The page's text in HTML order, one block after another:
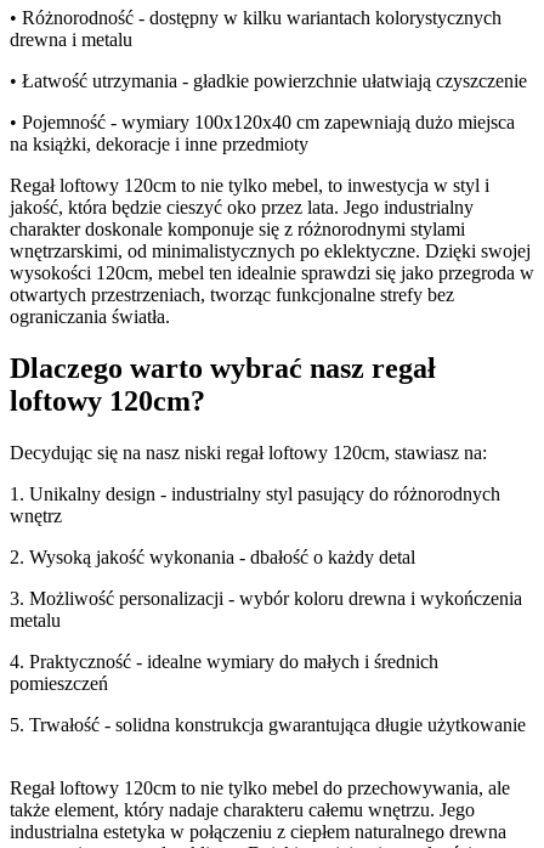
• Różnorodność - dostępny w kilku wariantach kolorystycznych
drewna i metalu
• Łatwość utrzymania - gładkie powierzchnie ułatwiają czyszczenie
• Pojemność - wymiary 100x120x40 cm zapewniają dużo miejsca
na książki, dekoracje i inne przedmioty
Regał loftowy 120cm to nie tylko mebel, to inwestycja w styl i
jakość, która będzie cieszyć oko przez lata. Jego industrialny
charakter doskonale komponuje się z różnorodnymi stylami
wnętrzarskimi, od minimalistycznych po eklektyczne. Dzięki swojej
wysokości 120cm, mebel ten idealnie sprawdzi się jako przegroda w
otwartych przestrzeniach, tworząc funkcjonalne strefy bez
ograniczania światła.
Dlaczego warto wybrać nasz regał
loftowy 120cm?
Decydując się na nasz niski regał loftowy 120cm, stawiasz na:
1. Unikalny design - industrialny styl pasujący do różnorodnych
wnętrz
2. Wysoką jakość wykonania - dbałość o każdy detal
3. Możliwość personalizacji - wybór koloru drewna i wykończenia
metalu
4. Praktyczność - idealne wymiary do małych i średnich
pomieszczeń
5. Trwałość - solidna konstrukcja gwarantująca długie użytkowanie
Regał loftowy 120cm to nie tylko mebel do przechowywania, ale
także element, który nadaje charakteru całemu wnętrzu. Jego
industrialna estetyka w połączeniu z ciepłem naturalnego drewna